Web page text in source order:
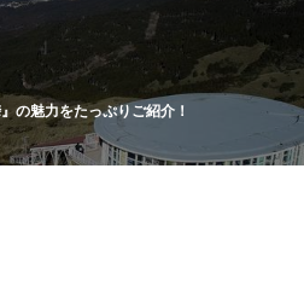
の魅力をたっぷりご紹介！